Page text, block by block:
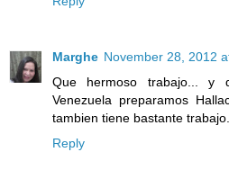
Marghe November 28, 2012
Que hermoso trabajo... y
Venezuela preparamos
tambien tiene bastante
Reply